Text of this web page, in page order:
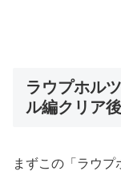
ラウプホル
ル編クリア
まずこの「ラウプ